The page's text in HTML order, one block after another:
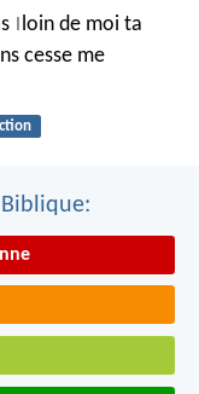
loin de moi ta
cesse me